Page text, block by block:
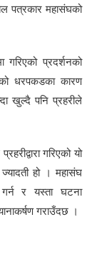
पत्रकार महासंघको
गरिएको प्रदर्शनको
धरपकडका कारण
खुल्दै पनि प्रहरीले
गरिएको यो
हो । महासंघ
गर्न र यस्ता घटना
गराउँदछ ।